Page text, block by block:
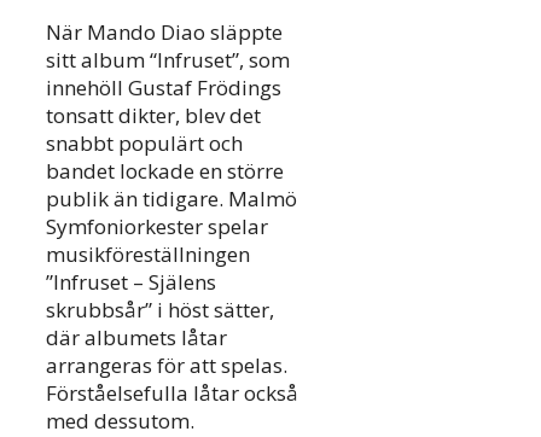
När Mando Diao släppte
sitt album “Infruset”, som
innehöll Gustaf Frödings
tonsatt dikter, blev det
snabbt populärt och
bandet lockade en större
publik än tidigare. Malmö
Symfoniorkester spelar
musikföreställningen
”Infruset – Själens
skrubbsår” i höst sätter,
där albumets låtar
arrangeras för att spelas.
Förståelsefulla låtar också
med dessutom.